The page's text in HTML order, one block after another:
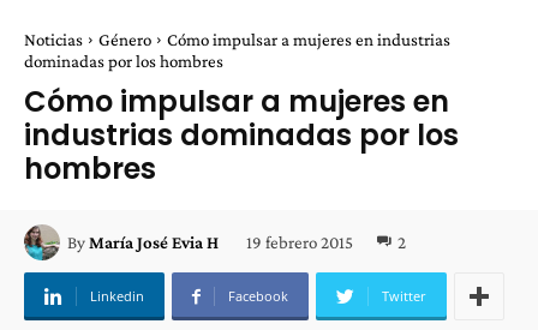
Noticias Género
Cómo impulsar a mujeres en industrias
dominadas por los hombres
Cómo impulsar a mujeres en
industrias dominadas por los
hombres
ByMaría José Evia H 19 febrero 2015 2
Linkedin Facebook Twitter